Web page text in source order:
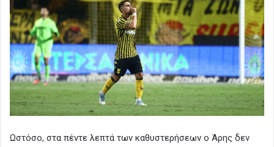
Ωστόσο, στα πέντε λεπτά των καθυστερήσεων ο Άρης δεν